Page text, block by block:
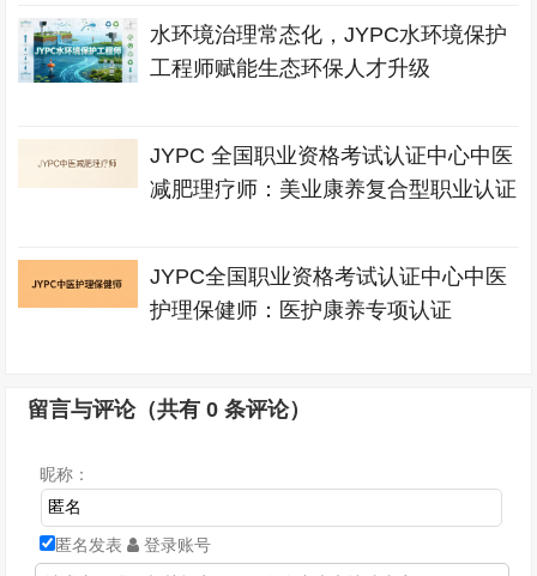
水环境治理常态化，JYPC水环境保护
工程师赋能生态环保人才升级
JYPC 全国职业资格考试认证中心中医
减肥理疗师：美业康养复合型职业认证
JYPC全国职业资格考试认证中心中医
护理保健师：医护康养专项认证
留言与评论（共有0 条评论）
昵称：
匿名发表 登录账号